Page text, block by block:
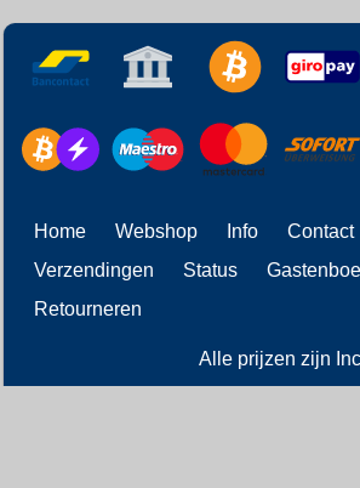
Home Webshop Info Contact
Verzendingen
Status
Retourneren
Alle prijzen zijn